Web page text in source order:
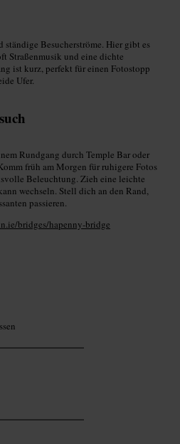
ständige Besucherströme. Hier gibt es
Straßenmusik und eine dichte
ist kurz, perfekt für einen Fotostopp
Ufer.
Rundgang durch Temple Bar oder
früh am Morgen für ruhigere Fotos
Beleuchtung. Zieh eine leichte
wechseln. Stell dich an den Rand,
passieren.
bridges/hapenny-bridge